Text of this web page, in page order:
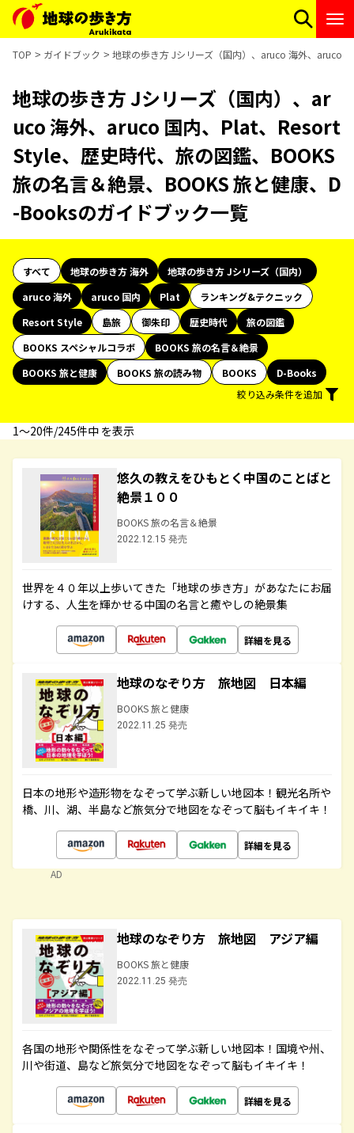
TOP ガイドブック 地球の歩き方 Jシリーズ（国内）、aruco 海外、aruco
地球の歩き方 Jシリーズ（国内）、ar
uco 海外、aruco 国内、Plat、Resort
Style、歴史時代、旅の図鑑、BOOKS
旅の名言＆絶景、BOOKS 旅と健康、D
-Booksのガイドブック一覧
すべて 地球の歩き方 海外
地球の歩き方 Jシリーズ（国内）
aruco 海外
aruco 国内 Plat
ランキング&テクニック
Resort Style
島旅 御朱印 歴史時代
旅の図鑑
BOOKS スペシャルコラボ
BOOKS 旅の名言＆絶景
BOOKS 旅と健康
BOOKS 旅の読み物 BOOKS
D-Books
絞り込み条件を追加
1〜20件/245件中 を表示
悠久の教えをひもとく中国のことばと
絶景１００
BOOKS 旅の名言＆絶景
2022.12.15 発売
世界を４０年以上歩いてきた「地球の歩き方」があなたにお届
けする、人生を輝かせる中国の名言と癒やしの絶景集
詳細を見る
地球のなぞり方 旅地図 日本編
BOOKS 旅と健康
2022.11.25 発売
日本の地形や造形物をなぞって学ぶ新しい地図本！観光名所や
橋、川、湖、半島など旅気分で地図をなぞって脳もイキイキ！
詳細を見る
AD
地球のなぞり方 旅地図 アジア編
BOOKS 旅と健康
2022.11.25 発売
各国の地形や関係性をなぞって学ぶ新しい地図本！国境や州、
川や街道、島など旅気分で地図をなぞって脳もイキイキ！
詳細を見る